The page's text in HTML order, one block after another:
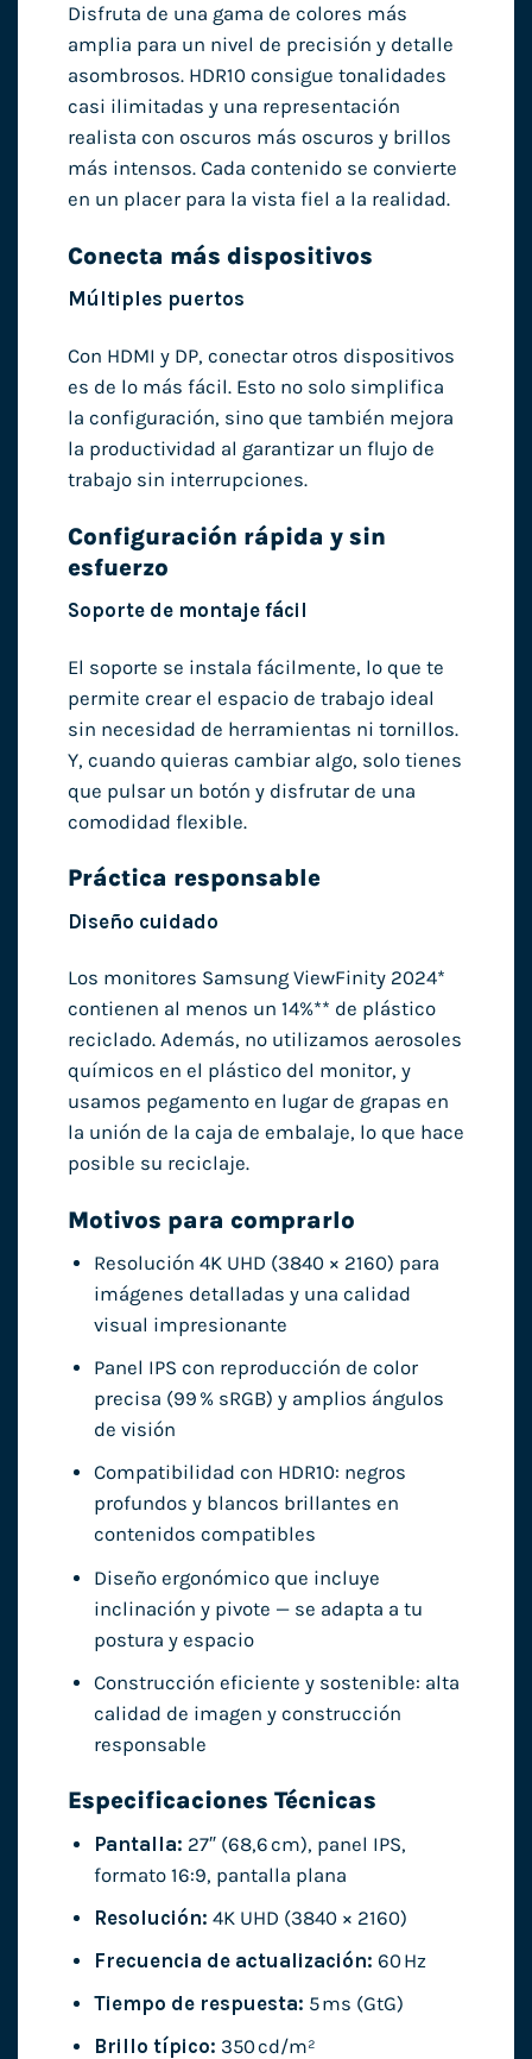
Disfruta de una gama de colores más
amplia para un nivel de precisión y detalle
asombrosos. HDR10 consigue tonalidades
casi ilimitadas y una representación
realista con oscuros más oscuros y brillos
más intensos. Cada contenido se convierte
en un placer para la vista fiel a la realidad.
Conecta más dispositivos
Múltiples puertos
Con HDMI y DP, conectar otros dispositivos
es de lo más fácil. Esto no solo simplifica
la configuración, sino que también mejora
la productividad al garantizar un flujo de
trabajo sin interrupciones.
Configuración rápida y sin
esfuerzo
Soporte de montaje fácil
El soporte se instala fácilmente, lo que te
permite crear el espacio de trabajo ideal
sin necesidad de herramientas ni tornillos.
Y, cuando quieras cambiar algo, solo tienes
que pulsar un botón y disfrutar de una
comodidad flexible.
Práctica responsable
Diseño cuidado
Los monitores Samsung ViewFinity 2024*
contienen al menos un 14%** de plástico
reciclado. Además, no utilizamos aerosoles
químicos en el plástico del monitor, y
usamos pegamento en lugar de grapas en
la unión de la caja de embalaje, lo que hace
posible su reciclaje.
Motivos para comprarlo
Resolución 4K UHD (3840 × 2160) para
imágenes detalladas y una calidad
visual impresionante
Panel IPS con reproducción de color
precisa (99 % sRGB) y amplios ángulos
de visión
Compatibilidad con HDR10: negros
profundos y blancos brillantes en
contenidos compatibles
Diseño ergonómico que incluye
inclinación y pivote — se adapta a tu
postura y espacio
Construcción eficiente y sostenible: alta
calidad de imagen y construcción
responsable
Especificaciones Técnicas
Pantalla: 27″ (68,6 cm), panel IPS,
formato 16:9, pantalla plana
Resolución: 4K UHD (3840 × 2160)
Frecuencia de actualización: 60 Hz
Tiempo de respuesta: 5 ms (GtG)
Brillo típico: 350 cd/m²